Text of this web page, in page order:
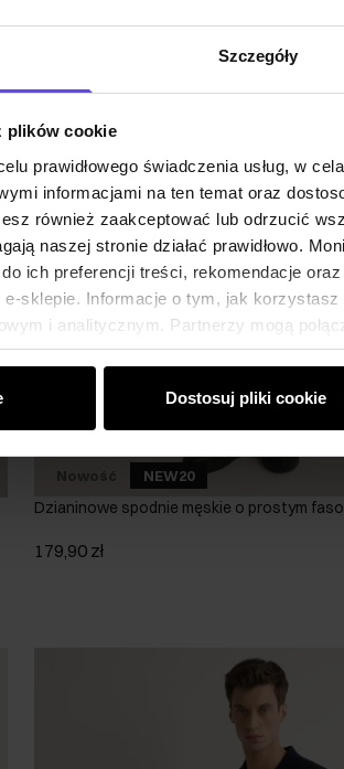
Szczegóły
plików cookie
prawidłowego świadczenia usług, w
informacjami na ten temat oraz
również zaakceptować lub odrzucić
naszej stronie działać prawidłowo.
ich preferencji treści, rekomendacje
sklepie. Informacje o tym, jak
i analitycznym. Partnerzy mogą
korzystania z ich usług.
Dostosuj pliki cookie
NEW20
Dzianinowe spodnie męskie o prostym
179,90 zł